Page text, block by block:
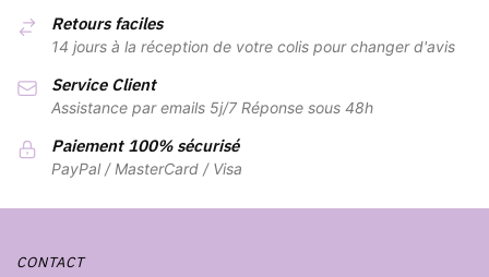
Retours faciles
14 jours à la réception de votre colis pour changer d'avis
Service Client
Assistance par emails 5j/7 Réponse sous 48h
Paiement 100% sécurisé
PayPal / MasterCard / Visa
CONTACT